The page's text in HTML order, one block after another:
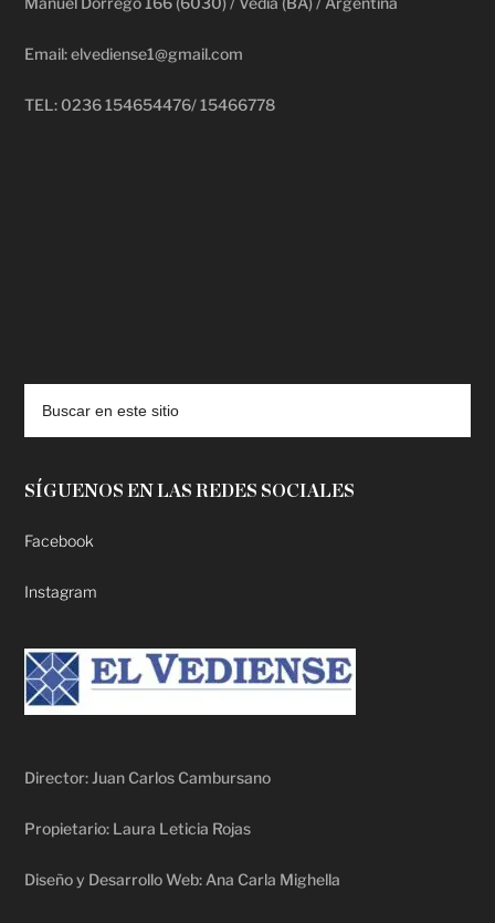
Email: elvediense1@gmail.com
TEL: 0236 154654476/ 15466778
SÍGUENOS EN LAS REDES SOCIALES
Facebook
Instagram
Director: Juan Carlos Cambursano
Propietario: Laura Leticia Rojas
Diseño y Desarrollo Web: Ana Carla Mighella